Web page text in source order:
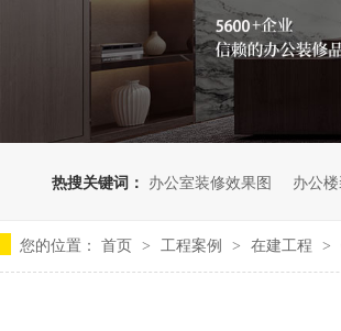
热搜关键词： 办公室装修效果图 办公
您的位置： 首页 > 工程案例 > 在建工程 >